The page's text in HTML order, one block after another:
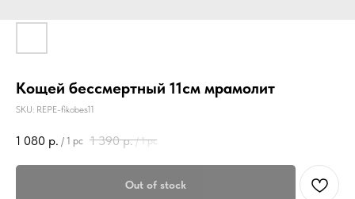
Кощей бессмертный 11см мрамолит
SKU: REPE-fikobes11
1 080 р. / 1 pc 1 390 р. / 1 pc
Out of stock